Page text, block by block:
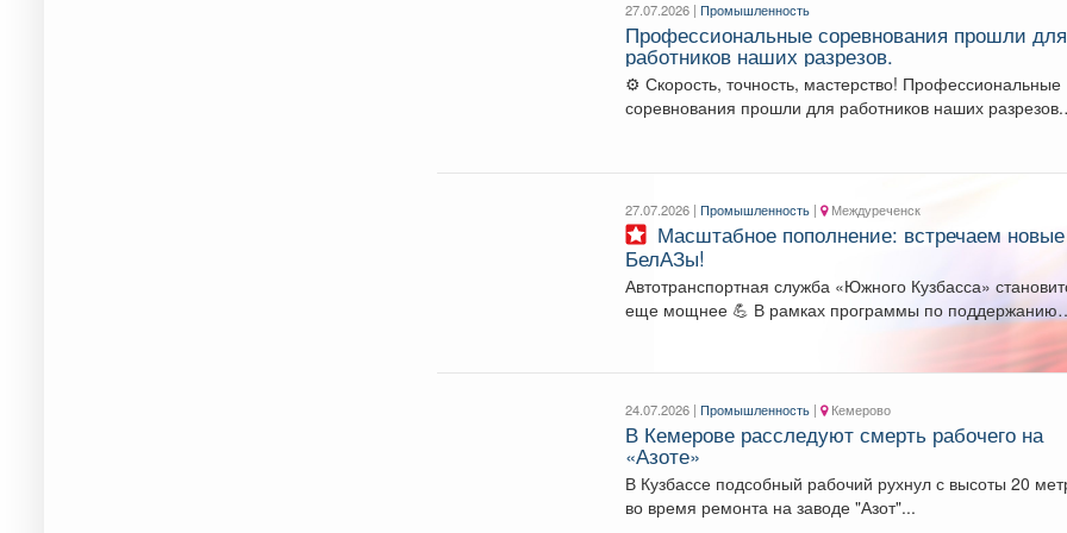
27.07.2026 |Промышленность
Профессиональные соревнования прошли для
работников наших разрезов.
⚙️ Скорость, точность, мастерство! Профессиональные
соревнования прошли для работников наших разрезов.
27.07.2026 |Промышленность | Междуреченск
БелАЗы!
Автотранспортная служба «Южного Кузбасса»
еще мощнее 💪 В рамках программы по поддержанию
24.07.2026 |Промышленность | Кемерово
В Кемерове расследуют смерть рабочего на
«Азоте»
В Кузбассе подсобный рабочий рухнул с высоты 20
во время ремонта на заводе "Азот"...